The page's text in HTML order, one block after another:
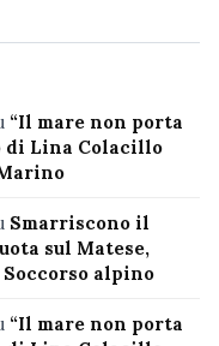
“Il mare non porta
di Lina Colacillo
Smarriscono il
sul Matese,
alpino
“Il mare non porta